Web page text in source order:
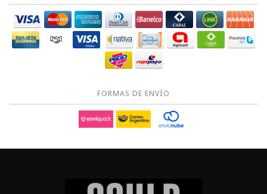
FORMAS DE ENVÍO